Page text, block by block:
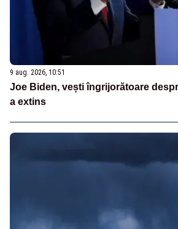
9 aug. 2026, 10:51
Joe Biden, vești îngrijorătoare
a extins